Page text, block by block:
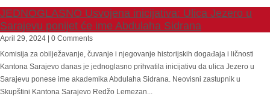
JEDNOGLASNO Usvojena inicijativa: Ulica Jezero u
Sarajevu ponijet će ime Abdulaha Sidrana
April 29, 2024 | 0 Comments
Komisija za obilježavanje, čuvanje i njegovanje historijskih događaja i ličnosti
Kantona Sarajevo danas je jednoglasno prihvatila inicijativu da ulica Jezero u
Sarajevu ponese ime akademika Abdulaha Sidrana. Neovisni zastupnik u
Skupštini Kantona Sarajevo Redžo Lemezan...